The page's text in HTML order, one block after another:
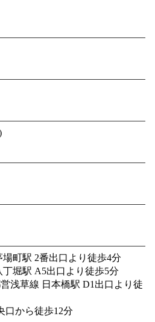
町駅 2番出口より徒歩4分
堀駅 A5出口より徒歩5分
浅草線 日本橋駅 D1出口より徒
口から徒歩12分